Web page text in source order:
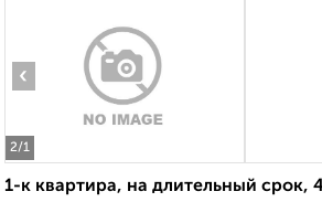
2/1
‹
1-к квартира, на длительный срок,